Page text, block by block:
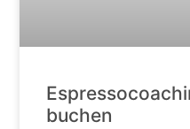
buchen